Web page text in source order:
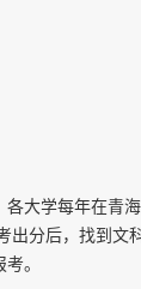
大学每年在青
分后，找到文
。